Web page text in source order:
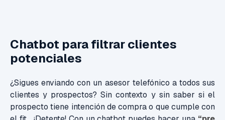
Chatbot para filtrar clientes
potenciales
¿Sigues enviando con un asesor telefónico a todos sus
clientes y prospectos? Sin contexto y sin saber si el
prospecto tiene intención de compra o que cumple con